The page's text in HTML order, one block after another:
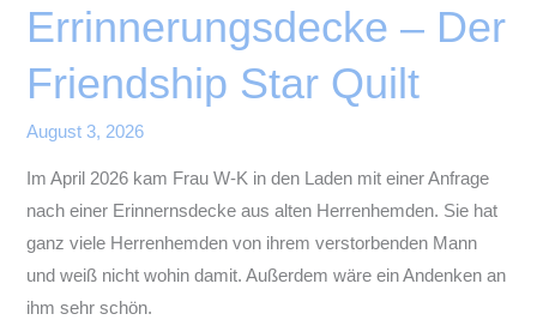
Errinnerungsdecke – Der
Friendship Star Quilt
August 3, 2026
Im April 2026 kam Frau W-K in den Laden mit einer Anfrage
nach einer Erinnernsdecke aus alten Herrenhemden. Sie hat
ganz viele Herrenhemden von ihrem verstorbenden Mann
und weiß nicht wohin damit. Außerdem wäre ein Andenken an
ihm sehr schön.